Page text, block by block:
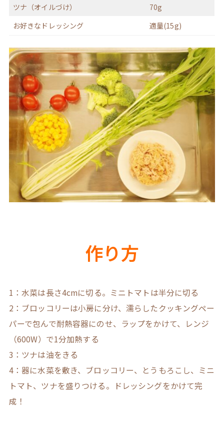
ツナ（オイルづけ）
70g
お好きなドレッシング
適量(15g)
作り方
1：水菜は長さ4cmに切る。ミニトマトは半分に切る
2：ブロッコリーは小房に分け、濡らしたクッキングペー
パーで包んで耐熱容器にのせ、ラップをかけて、レンジ
（600W）で1分加熱する
3：ツナは油をきる
4：器に水菜を敷き、ブロッコリー、とうもろこし、ミニ
トマト、ツナを盛りつける。ドレッシングをかけて完
成！